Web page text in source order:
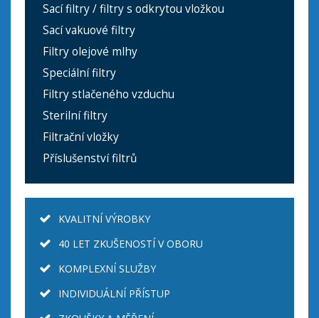
Sací filtry / filtry s odkrytou vložkou
Sací vakuové filtry
Filtry olejové mlhy
Speciální filtry
Filtry stlačeného vzduchu
Sterilní filtry
Filtrační vložky
Příslušenství filtrů
KVALITNÍ VÝROBKY
40 LET ZKUŠENOSTÍ V OBORU
KOMPLEXNÍ SLUŽBY
INDIVIDUÁLNÍ PŘÍSTUP